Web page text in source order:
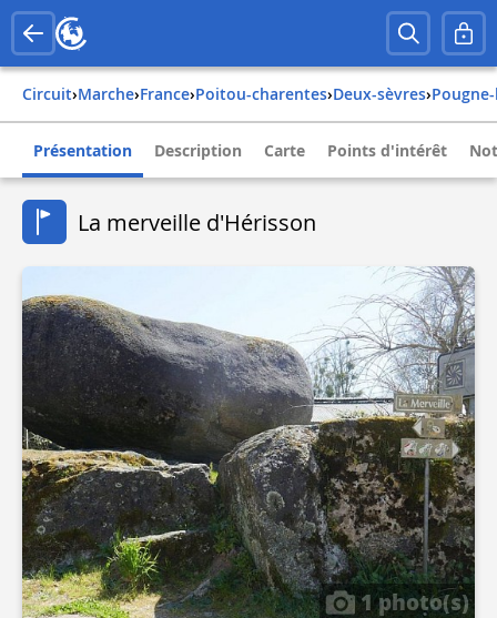
Circuit› Marche› france› poitou-charentes› deux-sèvres›
Présentation Description Carte Points d'intérêt
La merveille d'Hérisson
1 photo(s)